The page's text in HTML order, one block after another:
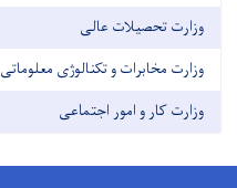
وزارت تحصیلات عالی
وزارت مخابرات و تکنالوژی معلوماتی
وزارت کار و امور اجتماعی